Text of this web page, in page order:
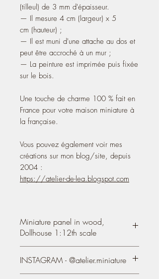
(tilleul) de 3 mm d'épaisseur.
— Il mesure 4 cm (largeur) x 5
cm (hauteur) ;
— Il est muni d'une attache au dos et
peut être accroché à un mur ;
— La peinture est imprimée puis fixée
sur le bois.
Une touche de charme 100 % fait en
France pour votre maison miniature à
la française.
Vous pouvez également voir mes
créations sur mon blog/site, depuis
2004 :
https://atelier-de-lea.blogspot.com
Miniature panel in wood,
Dollhouse 1:12th scale
on a wooden plate (linden) 3 mm thick
0.12''.
INSTAGRAM - @atelier.miniature